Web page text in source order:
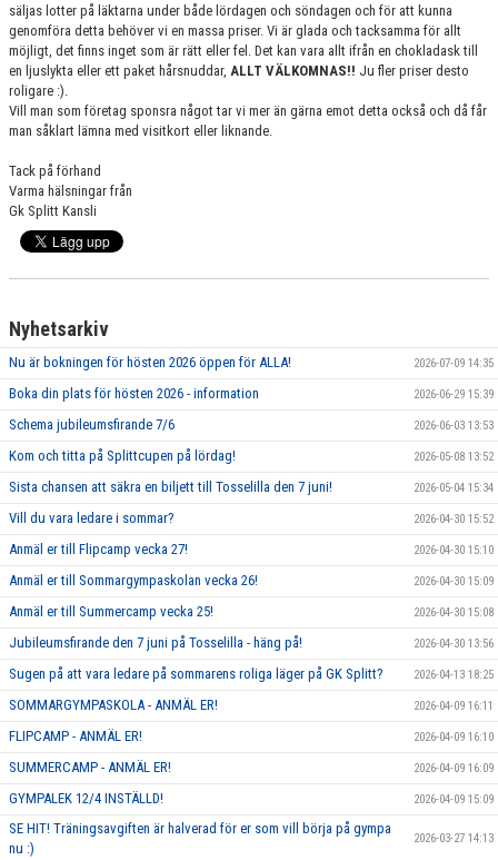
STÖDMEDLEM
SPONSRING
FRÅGOR & SVAR
FUNKTIONÄRER
FRITIDSKORTET
säljas lotter på läktarna under både lördagen och söndagen och för att kunna
genomföra detta behöver vi en massa priser. Vi är glada och tacksamma för allt
möjligt, det finns inget som är rätt eller fel. Det kan vara allt ifrån en chokladask till
en ljuslykta eller ett paket hårsnuddar, ALLT VÄLKOMNAS!! Ju fler priser desto
roligare :).
Vill man som företag sponsra något tar vi mer än gärna emot detta också och då får
man såklart lämna med visitkort eller liknande.
Tack på förhand
Varma hälsningar från
Gk Splitt Kansli
Nyhetsarkiv
Nu är bokningen för hösten 2026 öppen för ALLA! 2026-07-09 14:35
Boka din plats för hösten 2026 - information 2026-06-29 15:39
Schema jubileumsfirande 7/6 2026-06-03 13:53
Kom och titta på Splittcupen på lördag! 2026-05-08 13:52
Sista chansen att säkra en biljett till Tosselilla den 7 juni! 2026-05-04 15:34
Vill du vara ledare i sommar? 2026-04-30 15:52
Anmäl er till Flipcamp vecka 27! 2026-04-30 15:10
Anmäl er till Sommargympaskolan vecka 26! 2026-04-30 15:09
Anmäl er till Summercamp vecka 25! 2026-04-30 15:08
Jubileumsfirande den 7 juni på Tosselilla - häng på! 2026-04-30 13:56
Sugen på att vara ledare på sommarens roliga läger på GK Splitt? 2026-04-13 18:25
SOMMARGYMPASKOLA - ANMÄL ER! 2026-04-09 16:11
FLIPCAMP - ANMÄL ER! 2026-04-09 16:10
SUMMERCAMP - ANMÄL ER! 2026-04-09 16:09
GYMPALEK 12/4 INSTÄLLD! 2026-04-09 15:09
SE HIT! Träningsavgiften är halverad för er som vill börja på gympa
nu :)
2026-03-27 14:13